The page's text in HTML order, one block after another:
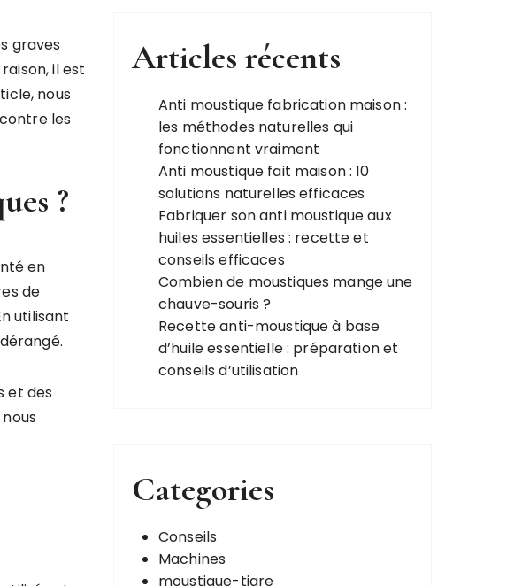
graves
il est
nous
les
?
en
de
utilisant
et des
Articles récents
Anti moustique fabrication maison :
les méthodes naturelles qui
fonctionnent vraiment
Anti moustique fait maison : 10
solutions naturelles efficaces
Fabriquer son anti moustique aux
huiles essentielles : recette et
conseils efficaces
Combien de moustiques mange une
chauve-souris ?
Recette anti-moustique à base
d’huile essentielle : préparation et
conseils d’utilisation
Categories
Conseils
Machines
moustique-tigre